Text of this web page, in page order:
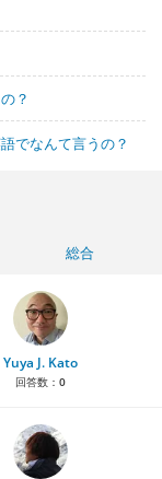
？
でなんて言うの？
総合
Yuya J. Kato
回答数： 0